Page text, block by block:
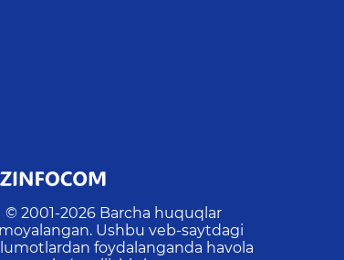
© 2001-2026 Barcha huquqlar
Ushbu veb-saytdagi
foydalanganda havola